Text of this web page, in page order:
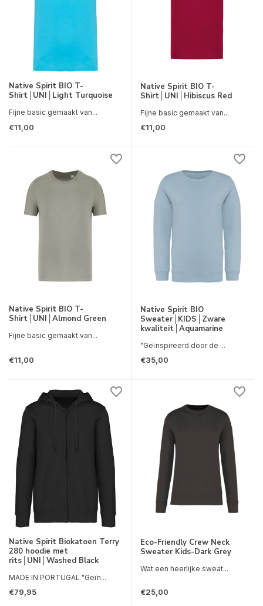
Native Spirit BIO T-
Shirt│UNI│Light Turquoise
Fijne basic gemaakt van...
€11,00
Native Spirit BIO T-
Shirt│UNI│Hibiscus Red
Fijne basic gemaakt van...
€11,00
Native Spirit BIO T-
Shirt│UNI│Almond Green
Fijne basic gemaakt van...
€11,00
Native Spirit BIO
Sweater│KIDS│Zware
kwaliteit│Aquamarine
"Geïnspireerd door de ...
€35,00
Native Spirit Biokatoen Terry
280 hoodie met
rits│UNI│Washed Black
MADE IN PORTUGAL "Geïn...
€79,95
Eco-Friendly Crew Neck
Sweater Kids-Dark Grey
Wat een heerlijke sweat...
€25,00